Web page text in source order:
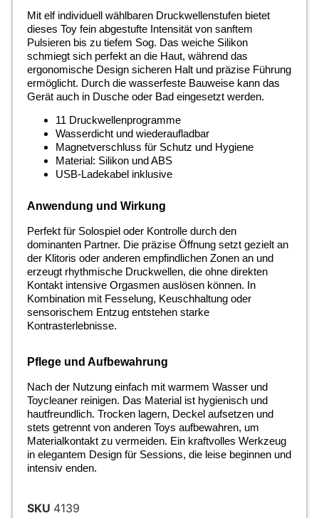
Mit elf individuell wählbaren Druckwellenstufen bietet
dieses Toy fein abgestufte Intensität von sanftem
Pulsieren bis zu tiefem Sog. Das weiche Silikon
schmiegt sich perfekt an die Haut, während das
ergonomische Design sicheren Halt und präzise Führung
ermöglicht. Durch die wasserfeste Bauweise kann das
Gerät auch in Dusche oder Bad eingesetzt werden.
11 Druckwellenprogramme
Wasserdicht und wiederaufladbar
Magnetverschluss für Schutz und Hygiene
Material: Silikon und ABS
USB-Ladekabel inklusive
Anwendung und Wirkung
Perfekt für Solospiel oder Kontrolle durch den
dominanten Partner. Die präzise Öffnung setzt gezielt an
der Klitoris oder anderen empfindlichen Zonen an und
erzeugt rhythmische Druckwellen, die ohne direkten
Kontakt intensive Orgasmen auslösen können. In
Kombination mit Fesselung, Keuschhaltung oder
sensorischem Entzug entstehen starke
Kontrasterlebnisse.
Pflege und Aufbewahrung
Nach der Nutzung einfach mit warmem Wasser und
Toycleaner reinigen. Das Material ist hygienisch und
hautfreundlich. Trocken lagern, Deckel aufsetzen und
stets getrennt von anderen Toys aufbewahren, um
Materialkontakt zu vermeiden. Ein kraftvolles Werkzeug
in elegantem Design für Sessions, die leise beginnen und
intensiv enden.
SKU 4139